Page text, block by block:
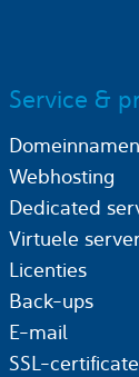
Service &
Domeinnamen
Webhosting
Dedicated
Virtuele
Licenties
Back-ups
E-mail
SSL-